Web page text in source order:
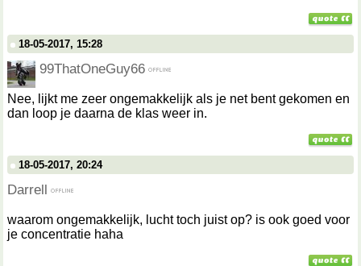
18-05-2017, 15:28
99ThatOneGuy66
Nee, lijkt me zeer ongemakkelijk als je net bent gekomen en
dan loop je daarna de klas weer in.
18-05-2017, 20:24
Darrell
waarom ongemakkelijk, lucht toch juist op? is ook goed voor
je concentratie haha